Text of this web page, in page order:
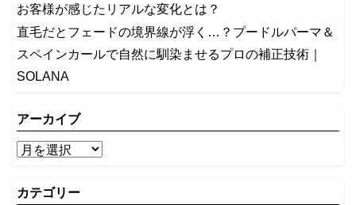
お客様が感じたリアルな変化とは？
​直毛だとフェードの境界線が浮く…？プードルパーマ＆
スペインカールで自然に馴染ませるプロの補正技術｜
SOLANA
アーカイブ
カテゴリー